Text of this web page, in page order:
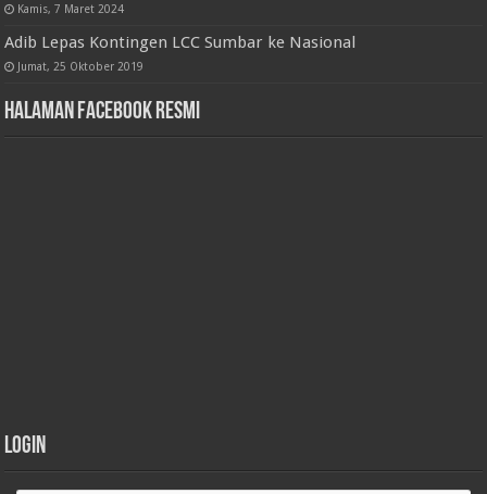
Kamis, 7 Maret 2024
Adib Lepas Kontingen LCC Sumbar ke Nasional
Jumat, 25 Oktober 2019
Halaman Facebook Resmi
Login